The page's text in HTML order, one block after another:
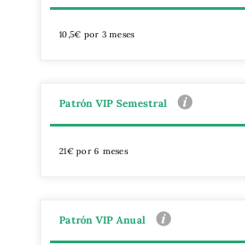
10,5€ por 3 meses
Patrón VIP Semestral
21€ por 6 meses
Patrón VIP Anual